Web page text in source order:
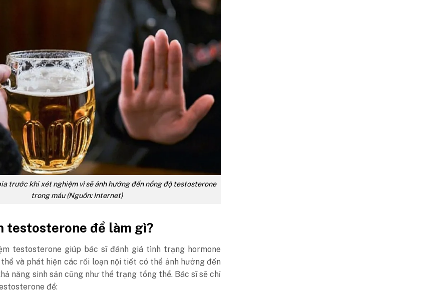
trước khi xét nghiệm vì sẽ ảnh hưởng đến nồng độ testosterone
trong máu (Nguồn: Internet)
testosterone để làm gì?
testosterone giúp bác sĩ đánh giá tình trạng hormone
và phát hiện các rối loạn nội tiết có thể ảnh hưởng đến
năng sinh sản cũng như thể trạng tổng thể. Bác sĩ sẽ chỉ
để: